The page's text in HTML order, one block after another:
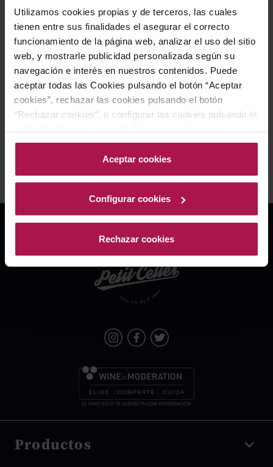
Utilizamos cookies propias y de terceros, las cuales
tienen entre sus finalidades el asegurar el correcto
funcionamiento de la página web, analizar el uso del sitio
web, y mostrarle publicidad personalizada según su
navegación e interés en nuestros contenidos. Puede
aceptar todas las Cookies pulsando el botón “Aceptar
cookies”, rechazar las cookies pulsando el botón
“Rechazar cookies”, o configurar las cookies pulsando el
acceda a nuestra Política de Cookies.Para más
información acceda a nuestraPolítica de Cookies
Aceptar cookies
Configurar cookies
Rechazar cookies
Lafou Batea
Lafou Celler
2021
43,50 €
Productos